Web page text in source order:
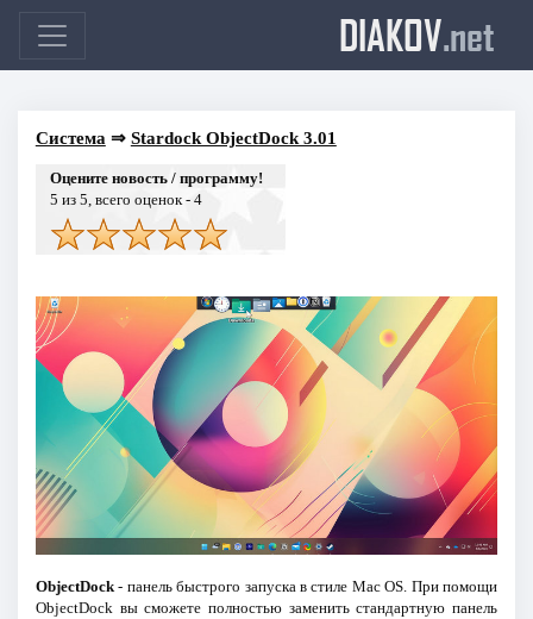
DIAKOV.net
Система ⇒ Stardock ObjectDock 3.01
Оцените новость / программу!
5 из 5, всего оценок - 4
ObjectDock- панель быстрого запуска в стиле Mac OS. При помощи
ObjectDock вы сможете полностью заменить стандартную панель